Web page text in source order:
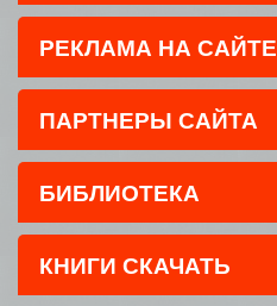
РЕКЛАМА НА САЙТЕ
ПАРТНЕРЫ САЙТА
БИБЛИОТЕКА
КНИГИ СКАЧАТЬ